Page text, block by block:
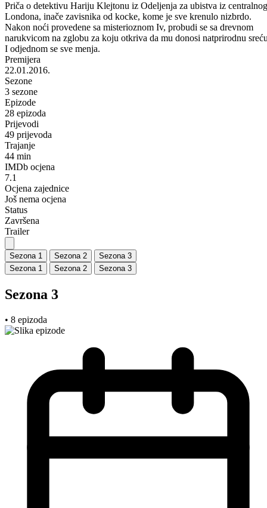
Priča o detektivu Hariju Klejtonu iz Odeljenja za ubistva iz centralnog
Londona, inače zavisnika od kocke, kome je sve krenulo nizbrdo.
Nakon noći provedene sa misterioznom Iv, probudi se sa drevnom
narukvicom na zglobu za koju otkriva da mu donosi natprirodnu
I odjednom se sve menja.
Premijera
22.01.2016.
Sezone
3 sezone
Epizode
28 epizoda
Prijevodi
49 prijevoda
Trajanje
44 min
IMDb ocjena
7.1
Ocjena zajednice
Još nema ocjena
Status
Završena
Trailer
Sezona 1 Sezona 2
Sezona 3
Sezona 1
Sezona 2 Sezona 3
Sezona 3
• 8 epizoda